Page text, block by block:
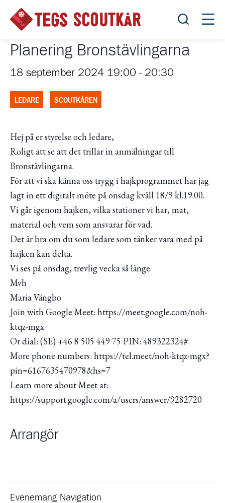
Öppna
Planering Bronstävlingarna
18 september 2024 19:00 - 20:30
LEDARE SCOUTKÅREN
Hej på er styrelse och ledare,
Roligt att se att det trillar in anmälningar till
Bronstävlingarna.
För att vi ska känna oss trygg i hajkprogrammet har jag
lagt in ett digitalt möte på onsdag kväll 18/9 kl.19.00.
Vi går igenom hajken, vilka stationer vi har, mat,
material och vem som ansvarar för vad.
Det är bra om du som ledare som tänker vara med på
hajken kan delta.
Vi ses på onsdag, trevlig vecka så länge.
Mvh
Maria Vängbo
Join with Google Meet: https://meet.google.com/noh-
ktqz-mgx
Or dial: (SE) +46 8 505 449 75 PIN: 489322324#
More phone numbers: https://tel.meet/noh-ktqz-mgx?
pin=6167635470978&hs=7
Learn more about Meet at:
https://support.google.com/a/users/answer/9282720
Arrangör
Evenemang Navigation